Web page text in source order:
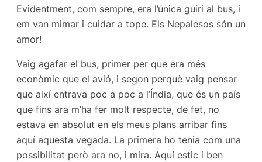
Evidentment, com sempre, era l’única guiri al bus, i
em van mimar i cuidar a tope. Els Nepalesos són un
amor!
Vaig agafar el bus, primer per que era més
econòmic que el avió, i segon perquè vaig pensar
que així entrava poc a poc a l’Índia, que és un país
que fins ara m’ha fer molt respecte, de fet, no
estava en absolut en els meus plans arribar fins
aquí aquesta vegada. La primera ho tenia com una
possibilitat però ara no, i mira. Aquí estic i ben